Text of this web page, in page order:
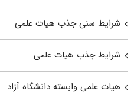
شرایط سنی جذب هیات علمی
شرایط جذب هیات علمی
هیات علمی وابسته دانشگاه آزاد